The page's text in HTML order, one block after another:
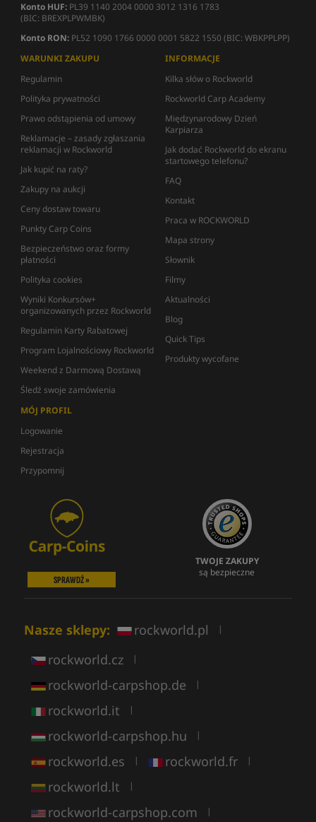
Konto HUF: PL39 1140 2004 0000 3012 1316 1783
(BIC: BREXPLPWMBK)
Konto RON: PL52 1090 1766 0000 0001 5822 1550 (BIC: WBKPPLPP)
WARUNKI ZAKUPU
Regulamin
Polityka prywatności
Prawo odstąpienia od umowy
Reklamacje – zasady zgłaszania
reklamacji w Rockworld
Jak kupić na raty?
Zakupy na aukcji
Ceny dostaw towaru
Punkty Carp Coins
Bezpieczeństwo oraz formy
płatności
Polityka cookies
Wyniki Konkursów+
organizowanych przez Rockworld
Regulamin Karty Rabatowej
Program Lojalnościowy Rockworld
Weekend z Darmową Dostawą
Śledź swoje zamówienia
INFORMACJE
Kilka słów o Rockworld
Rockworld Carp Academy
Międzynarodowy Dzień
Karpiarza
Jak dodać Rockworld do ekranu
startowego telefonu?
FAQ
Kontakt
Praca w ROCKWORLD
Mapa strony
Słownik
Filmy
Aktualności
Blog
Quick Tips
Produkty wycofane
MÓJ PROFIL
Logowanie
Rejestracja
Przypomnij
SPRAWDŹ »
TWOJE ZAKUPY
są bezpieczne
Nasze sklepy: rockworld.pl |
rockworld.cz |
rockworld-carpshop.de |
rockworld.it |
rockworld-carpshop.hu |
rockworld.es | rockworld.fr |
rockworld.lt |
rockworld-carpshop.com |